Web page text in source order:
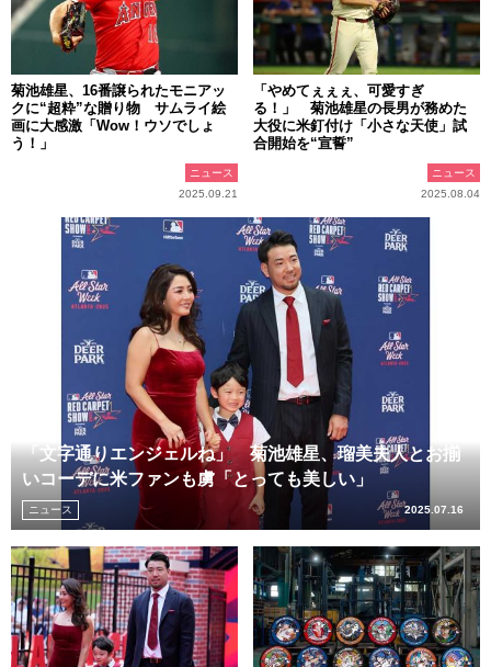
菊池雄星、16番譲られたモニアッ
クに“超粋”な贈り物 サムライ絵
画に大感激「Wow！ウソでしょ
う！」
ニュース
2025.09.21
「やめてぇぇぇ、可愛すぎ
る！」 菊池雄星の長男が務めた
大役に米釘付け「小さな天使」試
合開始を“宣誓”
ニュース
2025.08.04
「文字通りエンジェルね」 菊池雄星、瑠美夫人とお揃
いコーデに米ファンも虜「とっても美しい」
ニュース 2025.07.16